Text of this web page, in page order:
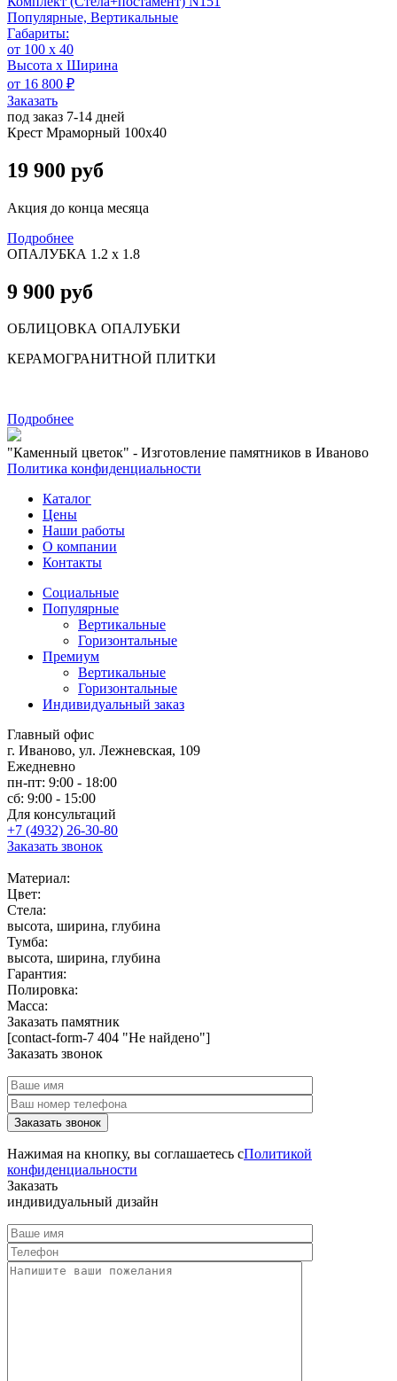
Популярные, Вертикальные
Габариты:
от 100 х 40
Высота х Ширина
от 16 800 ₽
Заказать
под заказ 7-14 дней
Крест Мраморный 100х40
19 900 руб
Акция до конца месяца
Подробнее
ОПАЛУБКА 1.2 х 1.8
9 900 руб
ОБЛИЦОВКА ОПАЛУБКИ
КЕРАМОГРАНИТНОЙ ПЛИТКИ
Подробнее
"Каменный цветок" - Изготовление памятников в Иваново
Политика конфиденциальности
Каталог
Цены
Наши работы
О компании
Контакты
Социальные
Популярные
Вертикальные
Горизонтальные
Премиум
Вертикальные
Горизонтальные
Индивидуальный заказ
Главный офис
г. Иваново, ул. Лежневская, 109
Ежедневно
пн-пт: 9:00 - 18:00
сб: 9:00 - 15:00
Для консультаций
+7 (4932) 26-30-80
Заказать звонок
Материал:
Цвет:
Стела:
высота, ширина, глубина
Тумба:
высота, ширина, глубина
Гарантия:
Полировка:
Масса:
Заказать памятник
[contact-form-7 404 "Не найдено"]
Заказать звонок
Нажимая на кнопку, вы соглашаетесь сПолитикой
конфиденциальности
Заказать
индивидуальный дизайн